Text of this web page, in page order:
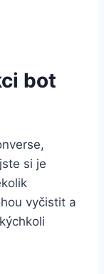
bot
si je⁤
vyčistit a